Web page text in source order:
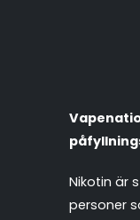
Nikotin är
personer